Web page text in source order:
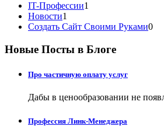
IT-Профессии1
Новости1
Создать Сайт Своими Руками0
Новые Посты в Блоге
Про частичную оплату услуг
Дабы в ценообразовании не
Профессия Линк-Менеджера